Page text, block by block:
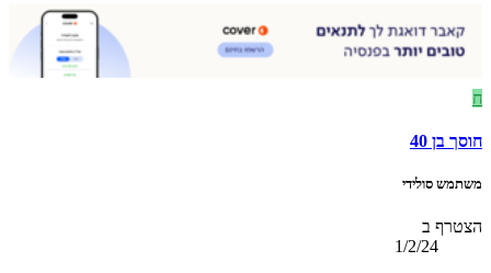
ח
חוסך בן 40
משתמש סולידי
הצטרף ב
1/2/24